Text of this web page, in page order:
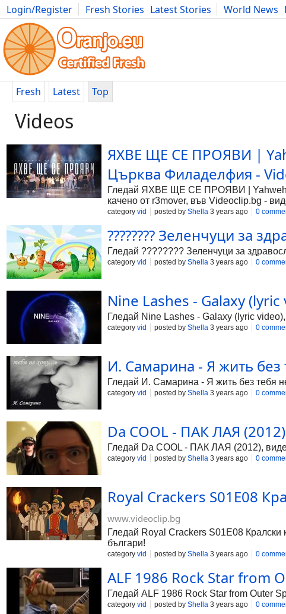
Login/Register Fresh Stories Latest Stories World News
Photography Comics Bulgaria Fitness Food Literature
Fresh Latest Top
Videos
ЯХВЕ ЩЕ СЕ ПРОЯВИ |
Църква Филаделфия -
Гледай ЯХВЕ ЩЕ СЕ ПРОЯВИ | Yahweh
качено от r3mover, във Videoclip.bg -
category vid posted by Shella 3 years ago 0
???????? Зеленчуци за
Гледай ???????? Зеленчуци за
category vid posted by Shella 3 years ago 0
Nine Lashes - Galaxy
Гледай Nine Lashes - Galaxy (lyric
category vid posted by Shella 3 years ago 0
И. Самарина - Я жить без
Гледай И. Самарина - Я жить без тебя
category vid posted by Shella 3 years ago 0
Da COOL - ПАК ЛАЯ
Гледай Da COOL - ПАК ЛАЯ (2012),
category vid posted by Shella 3 years ago 0
Royal Crackers S01E08
www.videoclip.bg
Гледай Royal Crackers S01E08
българи!
category vid posted by Shella 3 years ago 0
ALF 1986 Rock Star from
Гледай ALF 1986 Rock Star from Outer
category vid posted by Shella 3 years ago 0